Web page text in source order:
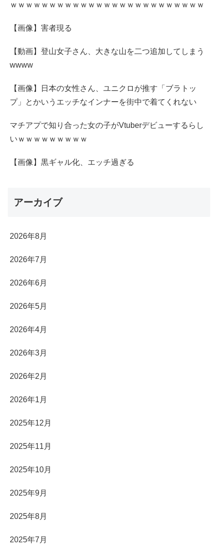
ｗｗｗｗｗｗｗｗｗｗｗｗｗｗｗｗｗｗｗｗｗｗｗｗｗ
【画像】害者現る
【動画】登山女子さん、大きな山を二つ追加してしまう
wwww
【画像】日本の女性さん、ユニクロが推す「ブラトッ
プ」とかいうエッチなインナーを街中で着てくれない
マチアプで知り合った女の子がVtuberデビューするらし
いｗｗｗｗｗｗｗｗｗ
【画像】黒ギャル化、エッチ過ぎる
アーカイブ
2026年8月
2026年7月
2026年6月
2026年5月
2026年4月
2026年3月
2026年2月
2026年1月
2025年12月
2025年11月
2025年10月
2025年9月
2025年8月
2025年7月